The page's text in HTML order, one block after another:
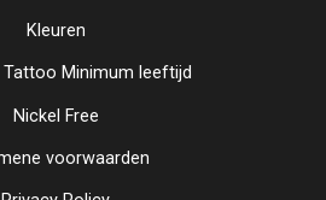
Kleuren
Tattoo Minimum leeftijd
Nickel Free
voorwaarden